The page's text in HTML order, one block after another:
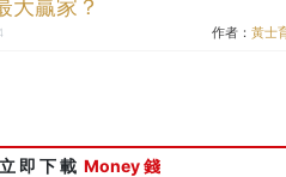
大贏家？
作者：黃士
立 即 下 載 Money 錢